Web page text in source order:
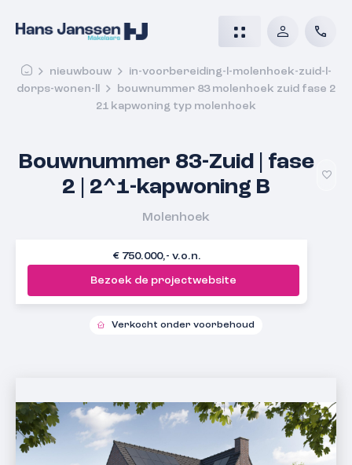
nieuwbouw
in-voorbereiding-l-molenhoek-zuid-l-
dorps-wonen-ll
bouwnummer 83 molenhoek zuid fase 2
21 kapwoning typ molenhoek
Bouwnummer 83-Zuid | fase
2 | 2^1-kapwoning B
Molenhoek
€ 750.000,- v.o.n.
Bezoek de projectwebsite
Verkocht onder voorbehoud